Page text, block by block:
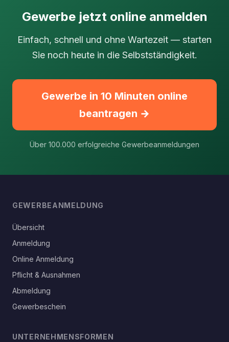
Gewerbe jetzt online anmelden
Einfach, schnell und ohne Wartezeit — starten
Sie noch heute in die Selbstständigkeit.
Gewerbe in 10 Minuten online
beantragen →
Über 100.000 erfolgreiche Gewerbeanmeldungen
GEWERBEANMELDUNG
Übersicht
Anmeldung
Online Anmeldung
Pflicht & Ausnahmen
Abmeldung
Gewerbeschein
UNTERNEHMENSFORMEN